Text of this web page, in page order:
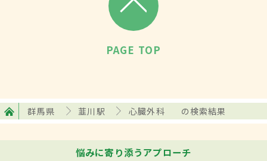
PAGE TOP
群馬県 韮川駅 心臓外科 の検索結果
悩みに寄り添うアプローチ